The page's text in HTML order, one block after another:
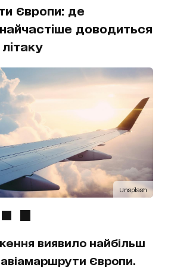
Європи: де
доводиться
Unsplash
виявило найбільш
Європи.